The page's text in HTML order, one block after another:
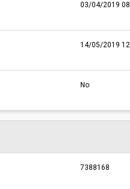
03/04/2019
14/05/2019
No
7388168